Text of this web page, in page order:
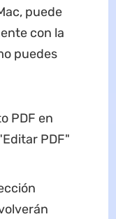
puede
con la
puedes
PDF en
PDF"